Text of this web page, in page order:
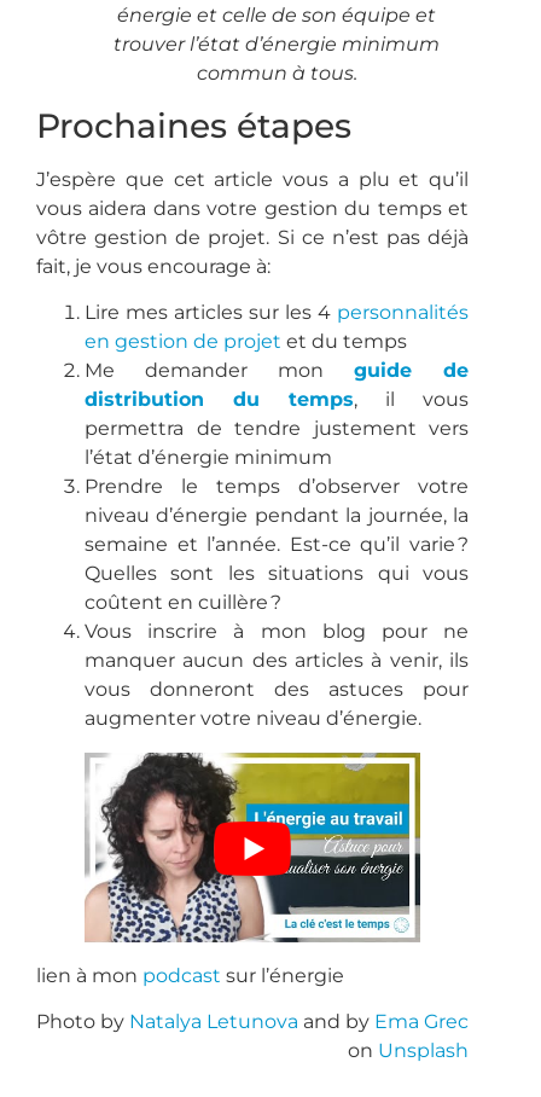
énergie et celle de son équipe et
trouver l’état d’énergie minimum
commun à tous.
Prochaines étapes
J’espère que cet article vous a plu et qu’il
vous aidera dans votre gestion du temps et
vôtre gestion de projet. Si ce n’est pas déjà
fait, je vous encourage à:
Lire mes articles sur les 4 personnalités
en gestion de projet et du temps
Me demander mon
guide de
distribution du temps, il vous
permettra de tendre justement vers
l’état d’énergie minimum
Prendre le temps d’observer votre
niveau d’énergie pendant la journée, la
semaine et l’année. Est-ce qu’il varie ?
Quelles sont les situations qui vous
coûtent en cuillère ?
Vous inscrire à mon blog pour ne
manquer aucun des articles à venir, ils
vous donneront des astuces pour
augmenter votre niveau d’énergie.
lien à mon podcast sur l’énergie
Photo by Natalya Letunova and by Ema Grec
on Unsplash